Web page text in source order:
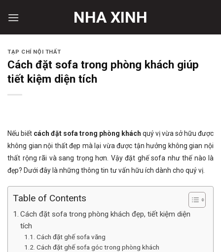
NHA XINH
TẠP CHÍ NỘI THẤT
Cách đặt sofa trong phòng khách giúp
tiết kiệm diện tích
Nếu biết cách đặt sofa trong phòng khách quý vị vừa sở hữu được
không gian nội thất đẹp mà lại vừa được tận hưởng không gian nội
thất rộng rãi và sang trọng hơn. Vậy đặt ghế sofa như thế nào là
đẹp? Dưới đây là những thông tin tư vấn hữu ích dành cho quý vị.
Table of Contents
Cách đặt sofa trong phòng khách đẹp, tiết kiệm diện
tích
Cách đặt ghế sofa văng
Cách đặt ghế sofa góc trong phòng khách